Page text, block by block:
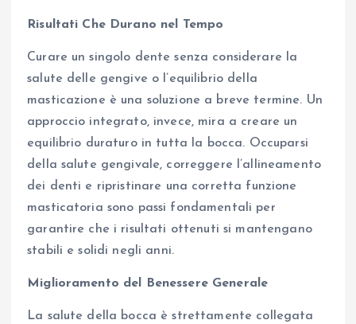
Risultati Che Durano nel Tempo
Curare un singolo dente senza considerare la
salute delle gengive o l’equilibrio della
masticazione è una soluzione a breve termine. Un
approccio integrato, invece, mira a creare un
equilibrio duraturo in tutta la bocca. Occuparsi
della salute gengivale, correggere l’allineamento
dei denti e ripristinare una corretta funzione
masticatoria sono passi fondamentali per
garantire che i risultati ottenuti si mantengano
stabili e solidi negli anni.
Miglioramento del Benessere Generale
La salute della bocca è strettamente collegata